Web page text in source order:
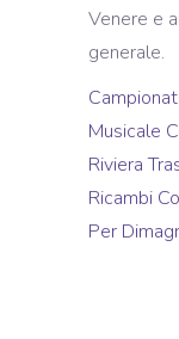
Venere e
generale.
Musicale
Riviera
Ricambi
Per